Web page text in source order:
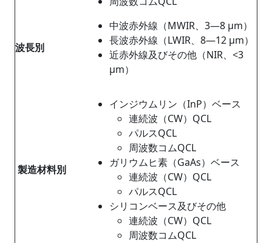
波長別
中波赤外線（MWIR、3―8 µm）
長波赤外線（LWIR、8―12 µm）
近赤外線及びその他（NIR、<3
µm）
製造材料別
インジウムリン（InP）ベース
連続波（CW）QCL
パルスQCL
周波数コムQCL
ガリウムヒ素（GaAs）ベース
連続波（CW）QCL
パルスQCL
シリコンベース及びその他
連続波（CW）QCL
周波数コムQCL